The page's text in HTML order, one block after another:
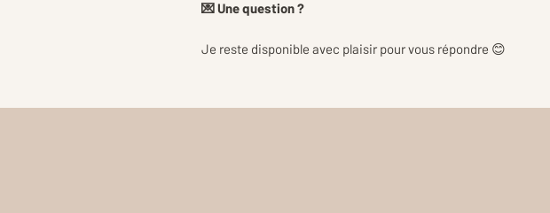
💌 Une question ?
Je reste disponible avec plaisir pour vous répondre 😊